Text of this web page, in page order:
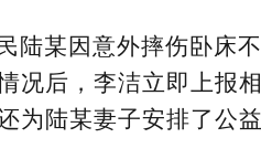
陆某因意外摔伤卧床
后，李洁立即上报
陆某妻子安排了公